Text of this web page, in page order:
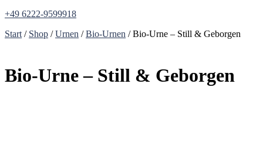
+49 6222-9599918
Start / Shop /Urnen /Bio-Urnen / Bio-Urne – Still & Geborgen
Bio-Urne – Still & Geborgen